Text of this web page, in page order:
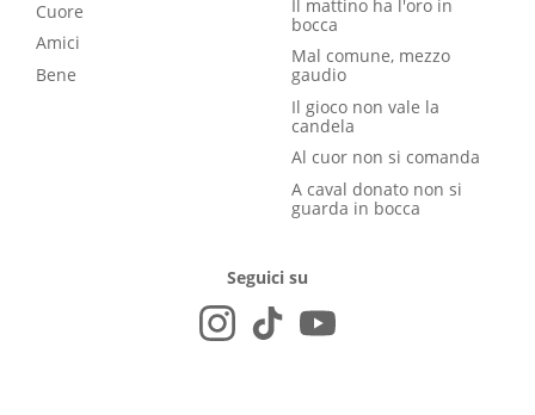
Cuore
Amici
Bene
Il mattino ha l'oro in
bocca
Mal comune, mezzo
gaudio
Il gioco non vale la
candela
Al cuor non si comanda
A caval donato non si
guarda in bocca
Seguici su